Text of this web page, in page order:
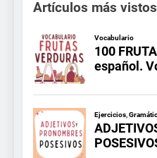
Artículos más vistos